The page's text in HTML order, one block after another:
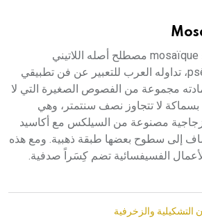
الفسيفساء الفسيفساء mosaïque مصطلح أصله اللاتيني
(بسيفوسيس) psêphosis، تداوله العرب للتعبير عن فن تطبيقي
مجموعة من الفصوص الصغيرة التي لا
تتجاوز مساحتها 1سم2 بسماكة لا تتجاوز نصف سنتمتر، وهي
زجاجية مصنوعة من السيلكس مع أكاسيد
إلى سطوح بعضها طبقة ذهبية. ومع هذه
الفسيفسائية تضم كِسَراً صدفية.
التشكيلية والزخرفية